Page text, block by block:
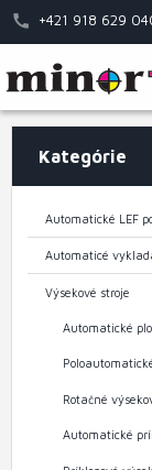
na
hlavný
+421 918 629
menuKategórie
Automatické LEF
Automaticé
Výsekové stroje
Automatické
Rotačné
Automatické